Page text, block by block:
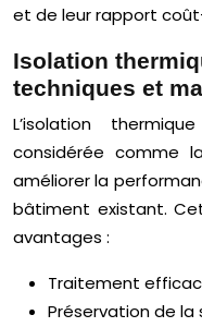
et de leur rapport
Isolation
techniques et
L’isolation
considérée comme
améliorer la
bâtiment existant.
avantages :
Traitement
Préservation de